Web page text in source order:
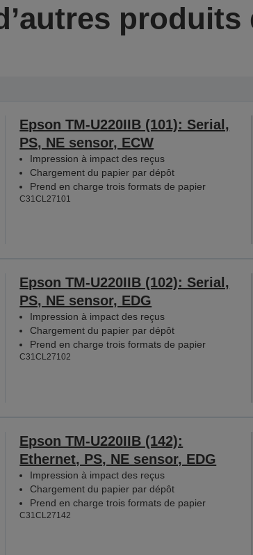
produits
Epson TM-U220IIB (101): Serial,
PS, NE sensor, ECW
Impression à impact des reçus
Chargement du papier par dépôt
Prend en charge trois formats de papier
C31CL27101
Epson TM-U220IIB (102): Serial,
PS, NE sensor, EDG
Impression à impact des reçus
Chargement du papier par dépôt
Prend en charge trois formats de papier
C31CL27102
Epson TM-U220IIB (142):
Ethernet, PS, NE sensor, EDG
Impression à impact des reçus
Chargement du papier par dépôt
Prend en charge trois formats de papier
C31CL27142